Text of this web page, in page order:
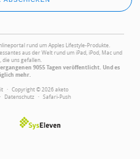
rund um Apples Lifestyle-Produkte.
aus der Welt rund um iPad, iPod, Mac und
die uns gefallen.
9055 Tagen veröffentlicht. Und es
mehr.
· Copyright © 2026 aketo
Datenschutz · Safari-Push